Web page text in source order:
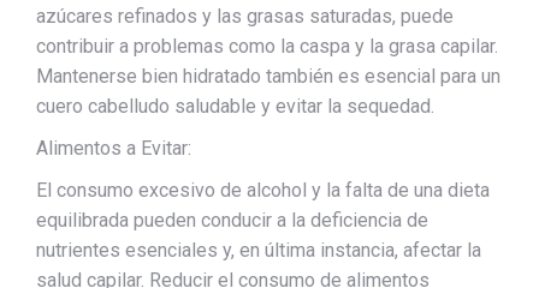
azúcares refinados y las grasas saturadas, puede
contribuir a problemas como la caspa y la grasa capilar.
Mantenerse bien hidratado también es esencial para un
cuero cabelludo saludable y evitar la sequedad.
Alimentos a Evitar:
El consumo excesivo de alcohol y la falta de una dieta
equilibrada pueden conducir a la deficiencia de
nutrientes esenciales y, en última instancia, afectar la
salud capilar. Reducir el consumo de alimentos